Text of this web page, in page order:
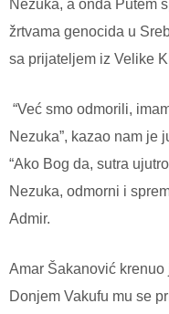
Nezuka, a onda Putem
žrtvama genocida u
sa prijateljem iz Velike
“Već smo odmorili,
Nezuka”, kazao nam je
“Ako Bog da, sutra
Nezuka, odmorni i
Admir.
Amar Šakanović
Donjem Vakufu mu se